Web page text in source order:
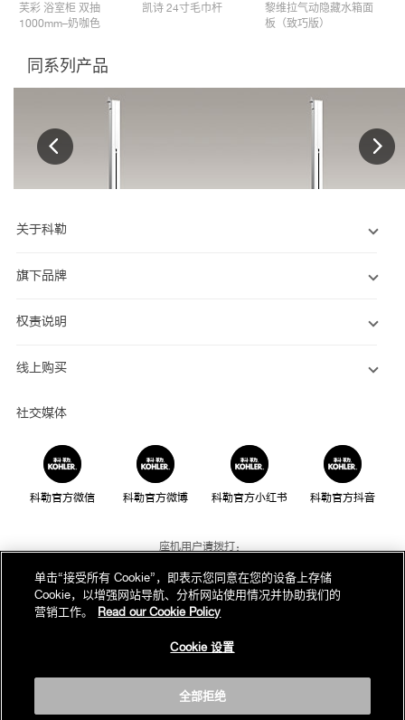
芙彩 浴室柜 双抽
1000mm–奶咖色
凯诗 24寸毛巾杆​
黎维拉气动隐藏水箱面
板（致巧版）
同系列产品
关于科勒
旗下品牌
权责说明
线上购买
社交媒体
科勒官方微信 科勒官方微博 科勒官方小红书 科勒官方抖音
座机用户请拨打：
800-820-2628
手机用户请拨打：
400-820-2628
我们的电话服务时间为：
单击“接受所有 Cookie”，即表示您同意在您的设备上存储
Cookie，以增强网站导航、分析网站使用情况并协助我们的
营销工作。
Read our Cookie Policy
Cookie 设置
全部拒绝